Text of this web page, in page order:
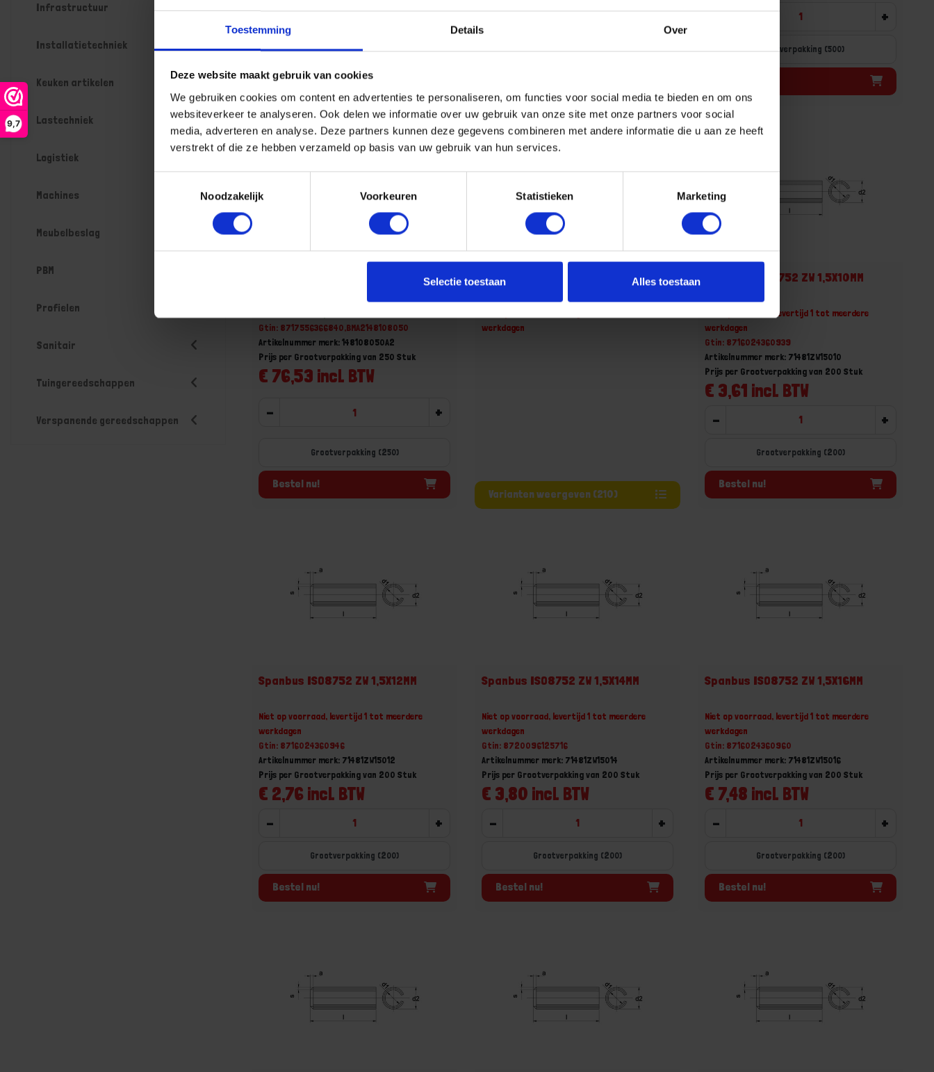
Toestemming Details Over
Deze website maakt gebruik van cookies
We gebruiken cookies om content en advertenties te personaliseren, om functies voor social media te bieden en om ons
websiteverkeer te analyseren. Ook delen we informatie over uw gebruik van onze site met onze partners voor social
media, adverteren en analyse. Deze partners kunnen deze gegevens combineren met andere informatie die u aan ze heeft
verstrekt of die ze hebben verzameld op basis van uw gebruik van hun services.
Noodzakelijk
Voorkeuren Statistieken Marketing
Selectie toestaan Alles toestaan
9,7
Infrastructuur
Installatietechniek
Keuken artikelen
Lastechniek
Logistiek
Machines
Meubelbeslag
PBM
Profielen
Sanitair
Tuingereedschappen
Verspanende gereedschappen
- +
Grootverpakking (500)
Bestel nu!
- +
Grootverpakking (250)
- +
Grootverpakking (500)
Spanbus DIN1481 RVS A2 8X50MM
Gtin: 8717556366840,BMA2148108050
Artikelnummer merk: 148108050A2
€ 76,53 incl. BTW
Prijs per Grootverpakking van 250 Stuk
- +
Grootverpakking (250)
Bestel nu!
Spanbus ISO 8752 ZW
werkdagen
Varianten weergeven (210)
Spanbus ISO8752 ZW 1,5X10MM
Niet op voorraad, levertijd 1 tot meerdere
werkdagen
Gtin: 8716024360939
Artikelnummer merk: 71481ZW15010
€ 3,61 incl. BTW
Prijs per Grootverpakking van 200 Stuk
- +
Grootverpakking (200)
Bestel nu!
Spanbus ISO8752 ZW 1,5X12MM
Niet op voorraad, levertijd 1 tot meerdere
werkdagen
Gtin: 8716024360946
Artikelnummer merk: 71481ZW15012
€ 2,76 incl. BTW
Prijs per Grootverpakking van 200 Stuk
- +
Grootverpakking (200)
Bestel nu!
Spanbus ISO8752 ZW 1,5X14MM
Niet op voorraad, levertijd 1 tot meerdere
werkdagen
Gtin: 8720096125716
Artikelnummer merk: 71481ZW15014
€ 3,80 incl. BTW
Prijs per Grootverpakking van 200 Stuk
- +
Grootverpakking (200)
Bestel nu!
Spanbus ISO8752 ZW 1,5X16MM
Niet op voorraad, levertijd 1 tot meerdere
werkdagen
Gtin: 8716024360960
Artikelnummer merk: 71481ZW15016
€ 7,48 incl. BTW
Prijs per Grootverpakking van 200 Stuk
- +
Grootverpakking (200)
Bestel nu!